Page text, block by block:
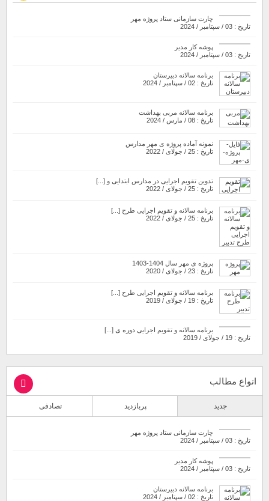
چارت سازمانی ستاد پروژه مهر
تاریخ : 03 / سپتامبر / 2024
پوشه کار مدیر
تاریخ : 03 / سپتامبر / 2024
برنامه سالانه دبیرستان
تاریخ : 02 / سپتامبر / 2024
برنامه سالانه مربی بهداشت
تاریخ : 08 / مارس / 2024
نمونه آماده پروژه ی مهر مدارس
تاریخ : 25 / جولای / 2022
تدوین تقویم اجرایی در مدارس ابتدایی و [...]
تاریخ : 25 / جولای / 2022
برنامه سالانه و تقویم اجرایی طرح [...]
تاریخ : 25 / جولای / 2022
پروژه ی مهر سال 1404-1403
تاریخ : 23 / جولای / 2020
برنامه سالانه و تقویم اجرایی طرح [...]
تاریخ : 19 / جولای / 2019
برنامه سالانه و تقویم اجرایی دوره ی [...]
تاریخ : 19 / جولای / 2019
انواع مطالب
جدید پربازدید تصادفی
چارت سازمانی ستاد پروژه مهر
تاریخ : 03 / سپتامبر / 2024
پوشه کار مدیر
تاریخ : 03 / سپتامبر / 2024
برنامه سالانه دبیرستان
تاریخ : 02 / سپتامبر / 2024